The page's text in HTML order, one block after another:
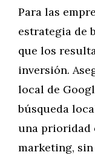
Para las
estrategia de
que los
inversión.
local de
búsqueda
una prioridad
marketing, sin